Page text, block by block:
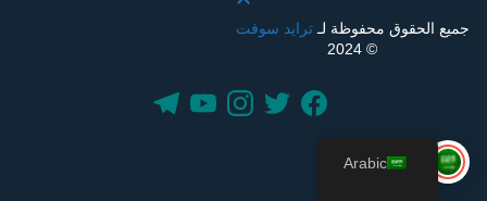
جميع الحقوق محفوظة لـترايد سوفت
© 2024
Arabic